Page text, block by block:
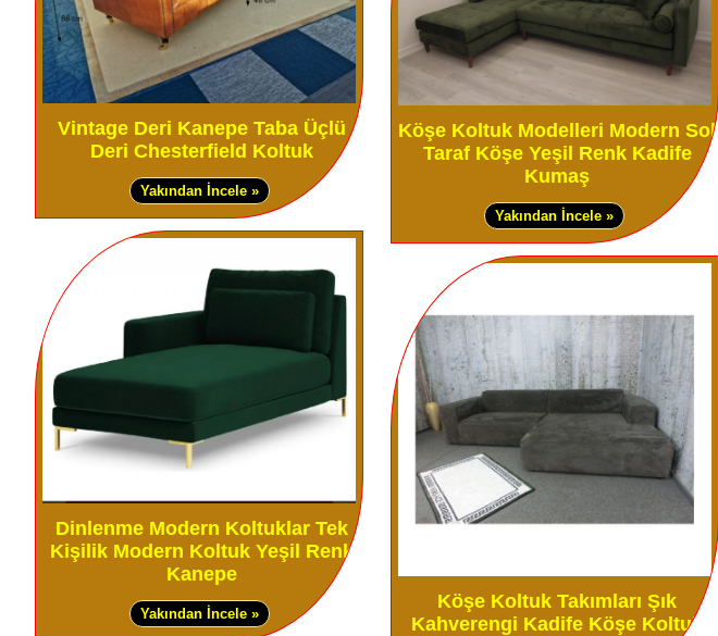
Vintage Deri Kanepe Taba Üçlü
Deri Chesterfield Koltuk
Yakından İncele »
Dinlenme Modern Koltuklar Tek
Kişilik Modern Koltuk Yeşil Renk
Kanepe
Yakından İncele »
Köşe Koltuk Modelleri Modern Sol
Taraf Köşe Yeşil Renk Kadife
Kumaş
Yakından İncele »
Köşe Koltuk Takımları Şık
Kahverengi Kadife Köşe Koltuk